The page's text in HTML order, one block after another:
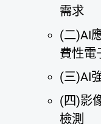
需求
(二)AI
費性電
(三)AI
(四)影
檢測